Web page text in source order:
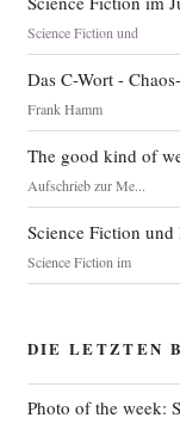
Science Fiction und
Das C-Wort -
Frank Hamm
The good kind of
Aufschrieb zur Me...
Science Fiction
Science Fiction im
DIE LETZTEN
Photo of the week: